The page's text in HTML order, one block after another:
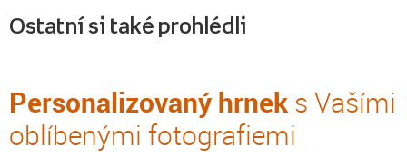
Ostatní si také prohlédli
Personalizovaný hrneks Vašími
oblíbenými fotografiemi